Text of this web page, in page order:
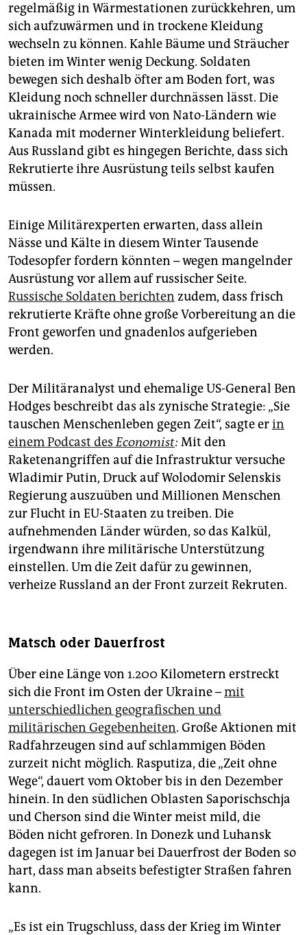
regelmäßig in Wärmestationen zurückkehren, um
sich aufzuwärmen und in trockene Kleidung
wechseln zu können. Kahle Bäume und Sträucher
bieten im Winter wenig Deckung. Soldaten
bewegen sich deshalb öfter am Boden fort, was
Kleidung noch schneller durchnässen lässt. Die
ukrainische Armee wird von Nato-Ländern wie
Kanada mit moderner Winterkleidung beliefert.
Aus Russland gibt es hingegen Berichte, dass sich
Rekrutierte ihre Ausrüstung teils selbst kaufen
müssen.
Einige Militärexperten erwarten, dass allein
Nässe und Kälte in diesem Winter Tausende
Todesopfer fordern könnten – wegen mangelnder
Ausrüstung vor allem auf russischer Seite.
Russische Soldaten berichten zudem, dass frisch
rekrutierte Kräfte ohne große Vorbereitung an die
Front geworfen und gnadenlos aufgerieben
werden.
Der Militäranalyst und ehemalige US-General Ben
Hodges beschreibt das als zynische Strategie: „Sie
tauschen Menschenleben gegen Zeit“, sagte erin
einem Podcast desEconomist: Mit den
Raketenangriffen auf die Infrastruktur versuche
Wladimir Putin, Druck auf Wolodomir Selenskis
Regierung auszuüben und Millionen Menschen
zur Flucht in EU-Staaten zu treiben. Die
aufnehmenden Länder würden, so das Kalkül,
irgendwann ihre militärische Unterstützung
einstellen. Um die Zeit dafür zu gewinnen,
verheize Russland an der Front zurzeit Rekruten.
Matsch oder Dauerfrost
Über eine Länge von 1.200 Kilometern erstreckt
sich die Front im Osten der Ukraine –mit
unterschiedlichen geografischen und
militärischen Gegebenheiten. Große Aktionen mit
Radfahrzeugen sind auf schlammigen Böden
zurzeit nicht möglich. Rasputiza, die „Zeit ohne
Wege“, dauert vom Oktober bis in den Dezember
hinein. In den südlichen Oblasten Saporischschja
und Cherson sind die Winter meist mild, die
Böden nicht gefroren. In Donezk und Luhansk
dagegen ist im Januar bei Dauerfrost der Boden so
hart, dass man abseits befestigter Straßen fahren
kann.
„Es ist ein Trugschluss, dass der Krieg im Winter